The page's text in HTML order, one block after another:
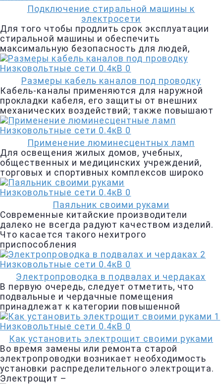
Подключение стиральной машины к
электросети
Для того чтобы продлить срок эксплуатации
стиральной машины и обеспечить
максимальную безопасность для людей,
Низковольтные сети 0.4кВ 0
Размеры кабель каналов под проводку
Кабель-каналы применяются для наружной
прокладки кабеля, его защиты от внешних
механических воздействий; также повышают
Низковольтные сети 0.4кВ 0
Применение люминесцентных ламп
Для освещения жилых домов, учебных,
общественных и медицинских учреждений,
торговых и спортивных комплексов широко
Низковольтные сети 0.4кВ 0
Паяльник своими руками
Современные китайские производители
далеко не всегда радуют качеством изделий.
Что касается такого нехитрого
приспособления
Низковольтные сети 0.4кВ 0
Электропроводка в подвалах и чердаках
В первую очередь, следует отметить, что
подвальные и чердачные помещения
принадлежат к категории повышенной
Низковольтные сети 0.4кВ 0
Как установить электрощит своими руками
Во время замены или ремонта старой
электропроводки возникает необходимость
установки распределительного электрощита.
Электрощит –